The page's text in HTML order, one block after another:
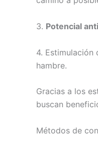
3. Potencial
4. Estimulación
hambre.
Gracias a los
buscan
Métodos de